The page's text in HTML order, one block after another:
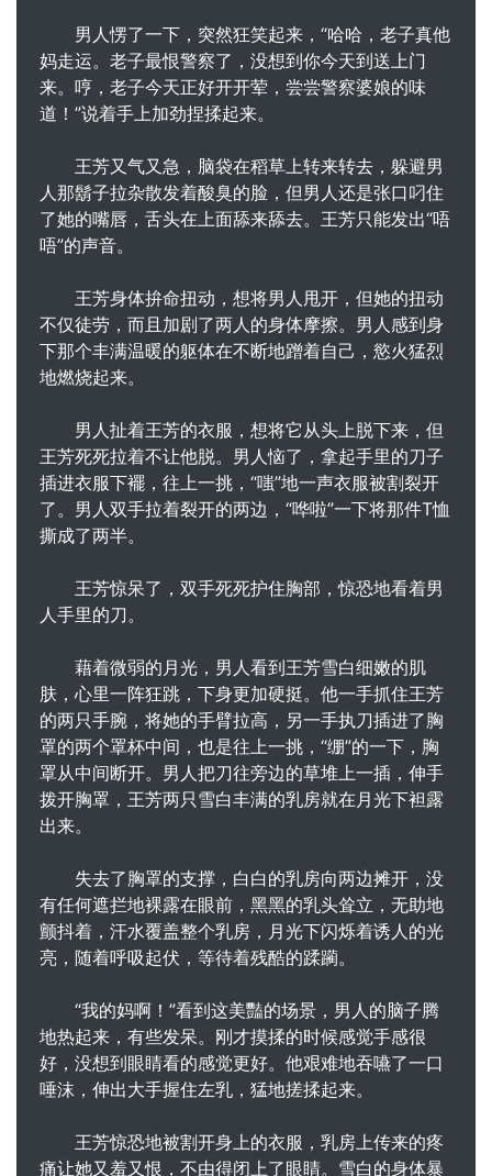
男人愣了一下，突然狂笑起来，“哈哈，老子真他
妈走运。老子最恨警察了，没想到你今天到送上门
来。哼，老子今天正好开开荤，尝尝警察婆娘的味
道！”说着手上加劲捏揉起来。
王芳又气又急，脑袋在稻草上转来转去，躲避男
人那鬍子拉杂散发着酸臭的脸，但男人还是张口叼住
了她的嘴唇，舌头在上面舔来舔去。王芳只能发出“唔
唔”的声音。
王芳身体拚命扭动，想将男人甩开，但她的扭动
不仅徒劳，而且加剧了两人的身体摩擦。男人感到身
下那个丰满温暖的躯体在不断地蹭着自己，慾火猛烈
地燃烧起来。
男人扯着王芳的衣服，想将它从头上脱下来，但
王芳死死拉着不让他脱。男人恼了，拿起手里的刀子
插进衣服下襬，往上一挑，“嗤”地一声衣服被割裂开
了。男人双手拉着裂开的两边，“哗啦”一下将那件T恤
撕成了两半。
王芳惊呆了，双手死死护住胸部，惊恐地看着男
人手里的刀。
藉着微弱的月光，男人看到王芳雪白细嫩的肌
肤，心里一阵狂跳，下身更加硬挺。他一手抓住王芳
的两只手腕，将她的手臂拉高，另一手执刀插进了胸
罩的两个罩杯中间，也是往上一挑，“绷”的一下，胸
罩从中间断开。男人把刀往旁边的草堆上一插，伸手
拨开胸罩，王芳两只雪白丰满的乳房就在月光下袒露
出来。
失去了胸罩的支撑，白白的乳房向两边摊开，没
有任何遮拦地裸露在眼前，黑黑的乳头耸立，无助地
颤抖着，汗水覆盖整个乳房，月光下闪烁着诱人的光
亮，随着呼吸起伏，等待着残酷的蹂躏。
“我的妈啊！”看到这美豔的场景，男人的脑子腾
地热起来，有些发呆。刚才摸揉的时候感觉手感很
好，没想到眼睛看的感觉更好。他艰难地吞嚥了一口
唾沫，伸出大手握住左乳，猛地搓揉起来。
王芳惊恐地被割开身上的衣服，乳房上传来的疼
痛让她又羞又恨，不由得闭上了眼睛。雪白的身体暴